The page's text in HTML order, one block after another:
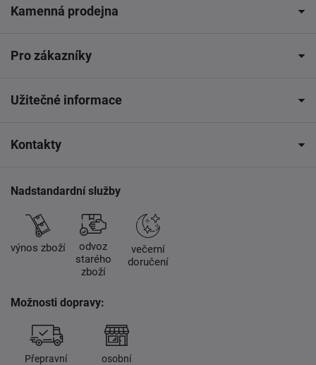
Kamenná prodejna
Pro zákazníky
Užitečné informace
Kontakty
Nadstandardní služby
výnos zboží
odvoz
starého
zboží
večerní
doručení
Možnosti dopravy:
Přepravní
osobní